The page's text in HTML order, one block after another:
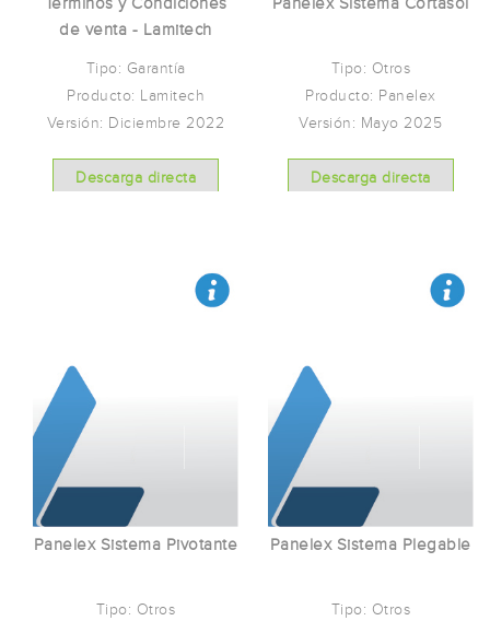
de venta - Lamitech
Tipo: Garantía
Producto: Lamitech
Versión: Diciembre 2022
Descarga directa
Tipo: Otros
Producto: Panelex
Versión: Mayo 2025
Descarga directa
Panelex Sistema Pivotante
Tipo: Otros
Panelex Sistema Plegable
Tipo: Otros